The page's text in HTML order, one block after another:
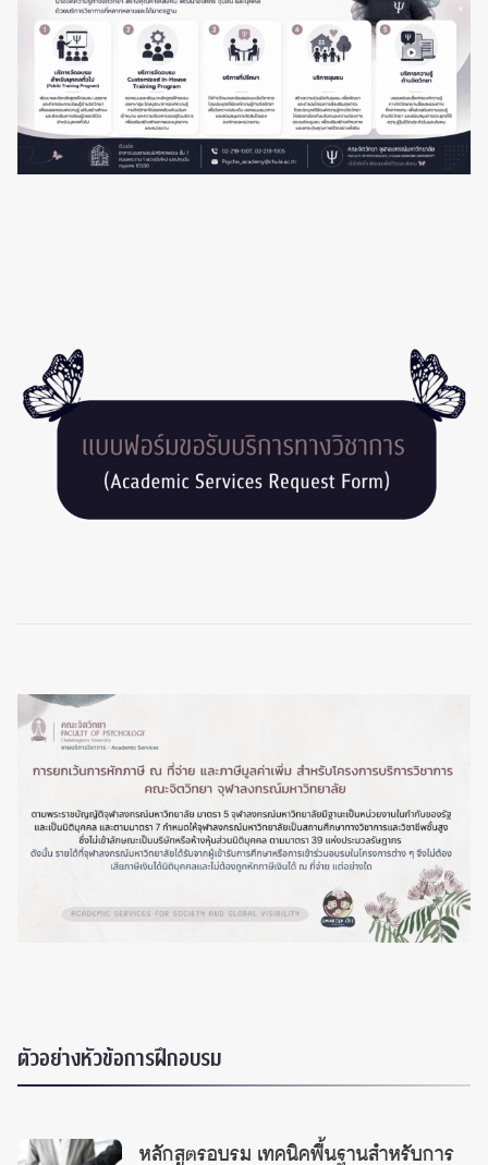
ตัวอย่างหัวข้อการฝึกอบรม
หลักสูตรอบรม เทคนิคพื้นฐานสำหรับการ